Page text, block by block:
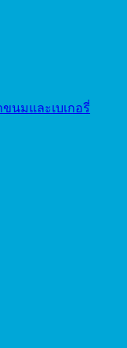
นมและเบเกอรี่